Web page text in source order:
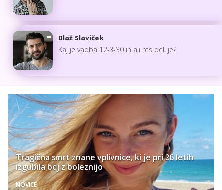
Blaž Slaviček
Kaj je vadba 12-3-30 in ali res deluje?
Tragična smrt znane vplivnice, ki je pri 26 letih
izgubila boj z boleznijo
NOVICE